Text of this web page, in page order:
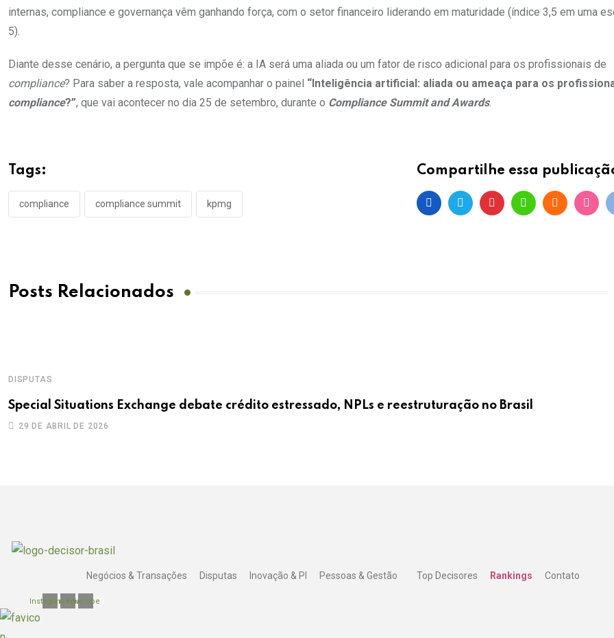
internas, compliance e governança vêm ganhando força, com o setor financeiro liderando em maturidade (índice 3,5 em uma
5).
Diante desse cenário, a pergunta que se impõe é: a IA será uma aliada ou um fator de risco adicional para os profissionais de
compliance? Para saber a resposta, vale acompanhar o painel “Inteligência artificial: aliada ou ameaça para os
compliance?”, que vai acontecer no dia 25 de setembro, durante o Compliance Summit and Awards.
Tags:
compliance compliance summit kpmg
Compartilhe essa
PinterestWhatsappCloud
Posts Relacionados
DISPUTAS
Special Situations Exchange debate crédito estressado, NPLs e reestruturação no Brasil
29 DE ABRIL DE 2026
Negócios & Transações Disputas Inovação & PI Pessoas & Gestão Top Decisores Rankings Contato
InstagramLinkedinEnvelope